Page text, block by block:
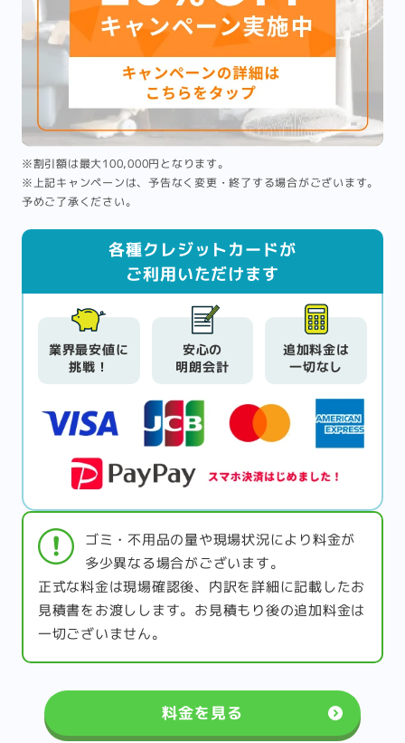
※割引額は最大100,000円となります。
※上記キャンペーンは、予告なく変更・終了する場合がございます。
予めご了承ください。
各種クレジットカードが
ご利用いただけます
業界最安値に
挑戦！
安心の
明朗会計
追加料金は
一切なし
ゴミ・不用品の量や現場状況により料金が
多少異なる場合がございます。
正式な料金は現場確認後、内訳を詳細に記載したお
見積書をお渡しします。お見積もり後の追加料金は
一切ございません。
料金を見る